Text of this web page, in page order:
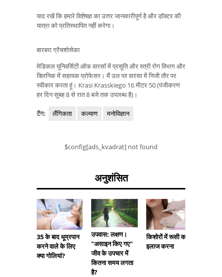
याद रखें कि हमारे विशेषज्ञ का उत्तर जानकारीपूर्ण है और डॉक्टर की
यात्रा को प्रतिस्थापित नहीं करेगा।
बारबरा ग्रैचशोसेका
मेडिकल यूनिवर्सिटी ऑफ वारसॉ में प्रसूति और स्त्री रोग विभाग और
क्लिनिक में सहायक प्रोफेसर। मैं उल पर वारसा में निजी तौर पर
स्वीकार करता हूं। Krasi Krasskiego 16 मीटर 50 (पंजीकरण
हर दिन सुबह 8 से रात 8 बजे तक उपलब्ध है)।
टैग: लैंगिकता कल्याण मनोविज्ञान
$config[ads_kvadrat] not found
अनुशंसित
35 के बाद धूम्रपान
करने वाले के लिए
क्या गोलियां?
उपवास: लक्षण।
"असाइन किए गए"
जीव के उपचार में
कितना समय लगता
है?
किशोरों में रूसी का
इलाज करना